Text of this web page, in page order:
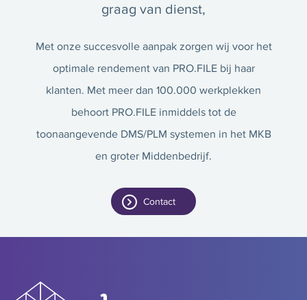
graag van dienst,
Met onze succesvolle aanpak zorgen wij voor het
optimale rendement van PRO.FILE bij haar
klanten. Met meer dan 100.000 werkplekken
behoort PRO.FILE inmiddels tot de
toonaangevende DMS/PLM systemen in het MKB
en groter Middenbedrijf.
Contact